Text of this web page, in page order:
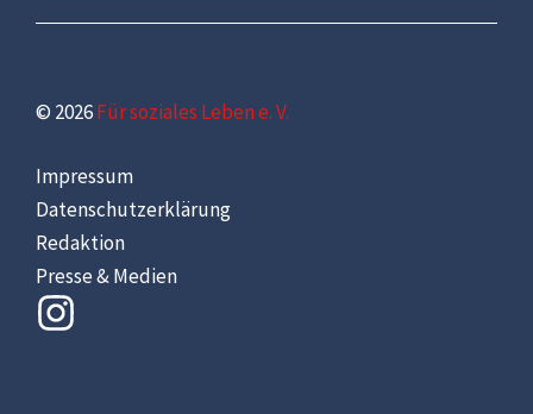
© 2026Für soziales Leben e. V.
Impressum
Datenschutzerklärung
Redaktion
Presse & Medien